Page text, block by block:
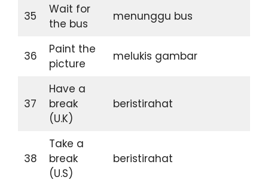
35
Wait for
the bus
menunggu bus
36
Paint the
picture
melukis gambar
37
Have a
break
(U.K)
beristirahat
38
Take a
break
(U.S)
beristirahat